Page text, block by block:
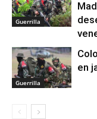
Guerrilla
Guerrilla
en